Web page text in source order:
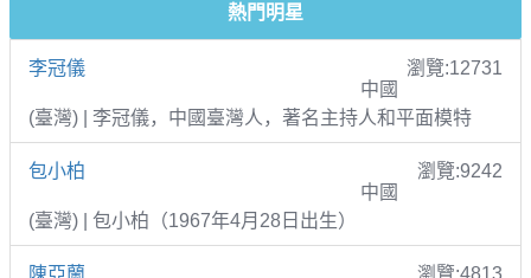
熱門明星
李冠儀
瀏覽:12731
中國
(臺灣) | 李冠儀，中國臺灣人，著名主持人和平面模特
包小柏
瀏覽:9242
中國
(臺灣) | 包小柏（1967年4月28日出生）
陳亞蘭 瀏覽:4813